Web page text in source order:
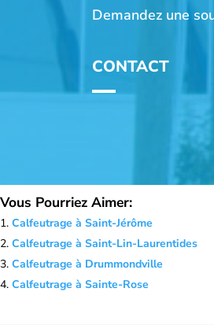
Demandez une
CONTACT
Vous Pourriez Aimer:
Calfeutrage à Saint-Jérôme
Calfeutrage à Saint-Lin-Laurentides
Calfeutrage à Drummondville
Calfeutrage à Sainte-Rose